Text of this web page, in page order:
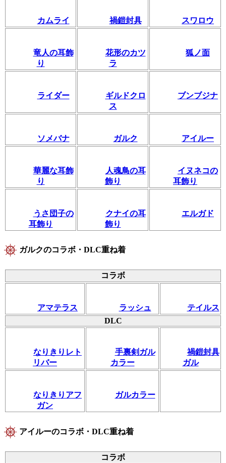
カムライ 禍鎧封具 スワロウ
竜人の耳飾
り
花形のカツ
ラ
狐ノ面
ライダー
ギルドクロ
ス
ブンブジナ
ソメバナ ガルク アイルー
華麗な耳飾
り
人魂鳥の耳
飾り
イヌネコの
耳飾り
うさ団子の
耳飾り
クナイの耳
飾り
エルガド
ガルクのコラボ・DLC重ね着
コラボ
アマテラス ラッシュ
テイルス
DLC
なりきりレト
リバー
手裏剣ガル
カラー
禍鎧封具
ガル
なりきりアフ
ガン
ガルカラー
アイルーのコラボ・DLC重ね着
コラボ